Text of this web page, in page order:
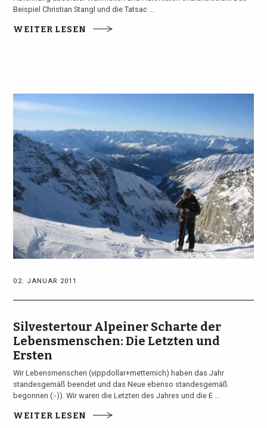
Beispiel Christian Stangl und die Tatsac ...
WEITER LESEN
02. JANUAR 2011
Silvestertour Alpeiner Scharte der
Lebensmenschen: Die Letzten und
Ersten
Wir Lebensmenschen (vippdollar+metternich) haben das Jahr
standesgemäß beendet und das Neue ebenso standesgemäß
begonnen (:-)). Wir waren die Letzten des Jahres und die E ...
WEITER LESEN